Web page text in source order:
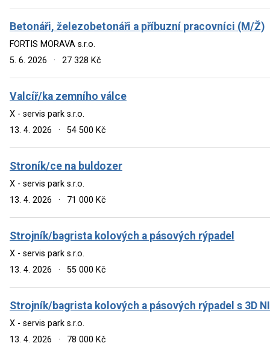
Betonáři, železobetonáři a příbuzní pracovníci (M/Ž)
FORTIS MORAVA s.r.o.
5. 6. 2026
· 27 328 Kč
Valcíř/ka zemního válce
X - servis park s.r.o.
13. 4. 2026
· 54 500 Kč
Stroník/ce na buldozer
X - servis park s.r.o.
13. 4. 2026
· 71 000 Kč
Strojník/bagrista kolových a pásových rýpadel
X - servis park s.r.o.
13. 4. 2026
· 55 000 Kč
Strojník/bagrista kolových a pásových rýpadel s 3D
X - servis park s.r.o.
13. 4. 2026
· 78 000 Kč